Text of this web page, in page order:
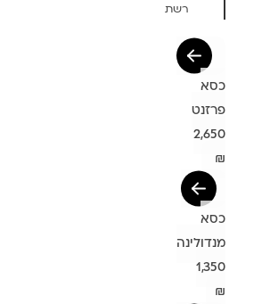
רשת
כסא
פרזנט
2,650
₪
כסא
מנדולינה
1,350
₪